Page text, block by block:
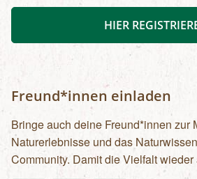
HIER
Freund*innen einladen
Bringe auch deine Freund*innen zur
Naturerlebnisse und das
Community. Damit die Vielfalt wieder